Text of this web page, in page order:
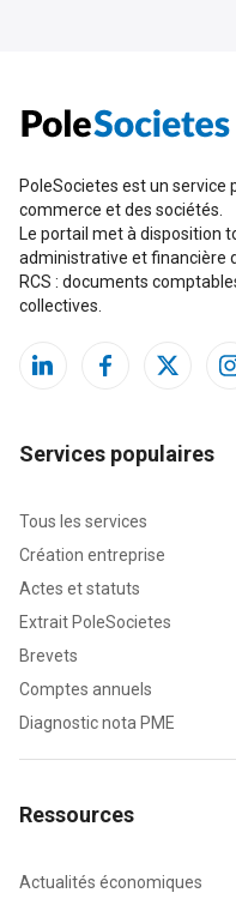
PoleSocietes est un service
commerce et des sociétés.
Le portail met à disposition
administrative et financière
RCS : documents
collectives.
Services populaires
Tous les services
Création entreprise
Actes et statuts
Extrait PoleSocietes
Brevets
Comptes annuels
Diagnostic nota PME
Ressources
Actualités économiques